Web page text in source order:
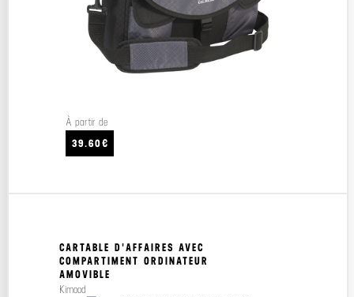
À partir de
39.60€
CARTABLE D'AFFAIRES AVEC
COMPARTIMENT ORDINATEUR
AMOVIBLE
Kimood